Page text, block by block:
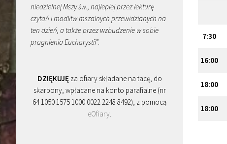
7:30
16:00
18:00
18:00
niedzielnej Mszy św., najlepiej przez lekturę
czytań i modlitw mszalnych przewidzianych na
ten dzień, a także przez wzbudzenie w sobie
pragnienia Eucharystii”.
DZIĘKUJĘza ofiary składane na tacę, do
skarbony, wpłacane na konto parafialne (nr
64 1050 1575 1000 0022 2248 8492), z pomocą
eOfiary.